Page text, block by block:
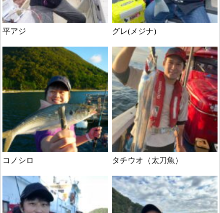
平アジ グレ(メジナ)
コノシロ タチウオ（太刀魚）